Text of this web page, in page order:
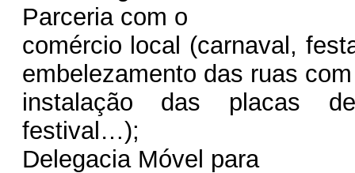
Parceria com o
comércio local (carnaval,
embelezamento das ruas
instalação das placas
festival…);
Delegacia Móvel para